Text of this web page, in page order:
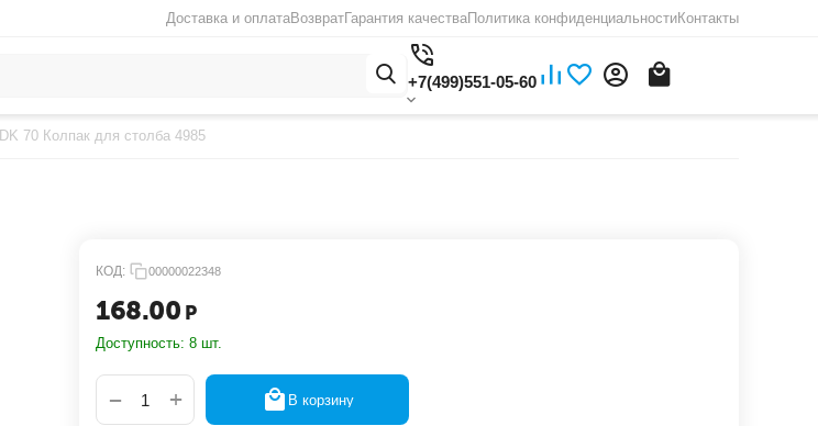
Доставка и оплатаВозвратГарантия качестваПолитика конфиденциальностиКонтакты
+7(499)551-05-60
DK 70 Колпак для столба 4985
КОД: 00000022348
168.00 Р
Доступность: 8 шт.
+
− В корзину